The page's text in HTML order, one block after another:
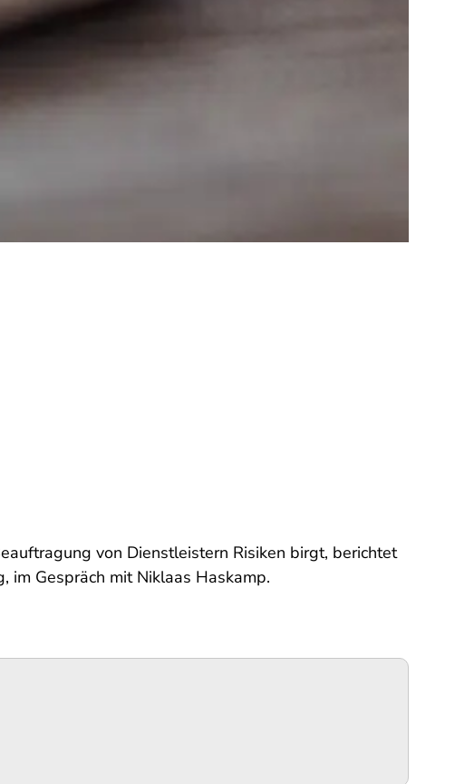
von Dienstleistern Risiken birgt, berichtet
im Gespräch mit Niklaas Haskamp.